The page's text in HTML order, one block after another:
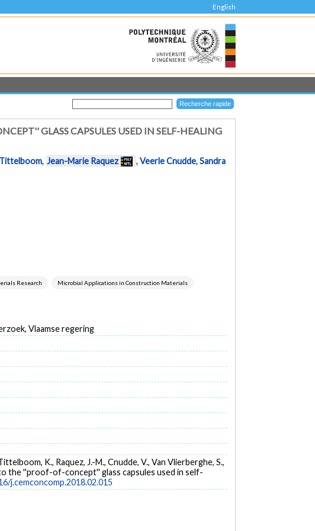
English
GLASS CAPSULES USED IN SELF-HEALING
, Jean-Marie Raquez ,Veerle Cnudde,Sandra
Research Microbial Applications in Construction Materials
Vlaamse regering
K., Raquez, J.-M., Cnudde, V., Van Vlierberghe, S.,
the ''proof-of-concept'' glass capsules used in self-
j.cemconcomp.2018.02.015